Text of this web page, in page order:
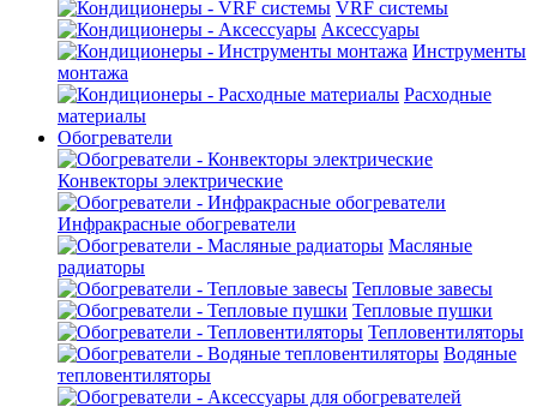
VRF системы
Аксессуары
Инструменты
монтажа
Расходные
материалы
Обогреватели
Конвекторы электрические
Инфракрасные обогреватели
Масляные
радиаторы
Тепловые завесы
Тепловые пушки
Тепловентиляторы
Водяные
тепловентиляторы